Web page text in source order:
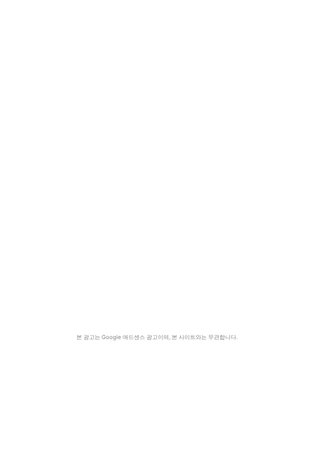
본 광고는 Google 애드센스 광고이며, 본 사이트와는 무관합니다.